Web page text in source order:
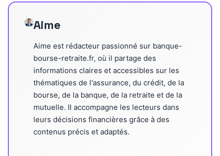
Aime
Aime est rédacteur passionné sur banque-
bourse-retraite.fr, où il partage des
informations claires et accessibles sur les
thématiques de l'assurance, du crédit, de la
bourse, de la banque, de la retraite et de la
mutuelle. Il accompagne les lecteurs dans
leurs décisions financières grâce à des
contenus précis et adaptés.